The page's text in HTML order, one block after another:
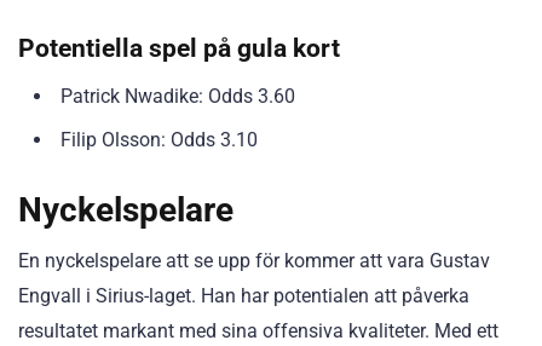
Potentiella spel på gula kort
Patrick Nwadike: Odds 3.60
Filip Olsson: Odds 3.10
Nyckelspelare
En nyckelspelare att se upp för kommer att vara Gustav
Engvall i Sirius-laget. Han har potentialen att påverka
resultatet markant med sina offensiva kvaliteter. Med ett